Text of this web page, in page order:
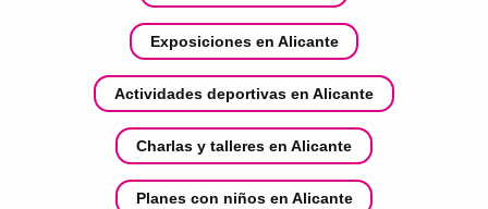
Exposiciones en Alicante
Actividades deportivas en Alicante
Charlas y talleres en Alicante
Planes con niños en Alicante